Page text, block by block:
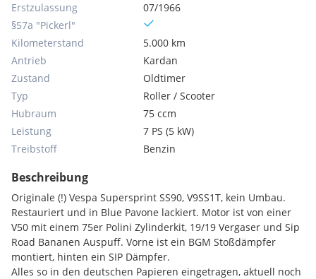
Erstzulassung
07/1966
§57a "Pickerl"
Kilometerstand
5.000 km
Antrieb
Kardan
Zustand
Oldtimer
Typ
Roller / Scooter
Hubraum
75 ccm
Leistung
7 PS (5 kW)
Treibstoff
Benzin
Beschreibung
Originale (!) Vespa Supersprint SS90, V9SS1T, kein Umbau.
Restauriert und in Blue Pavone lackiert. Motor ist von einer
V50 mit einem 75er Polini Zylinderkit, 19/19 Vergaser und Sip
Road Bananen Auspuff. Vorne ist ein BGM Stoßdämpfer
montiert, hinten ein SIP Dämpfer.
Alles so in den deutschen Papieren eingetragen, aktuell noch